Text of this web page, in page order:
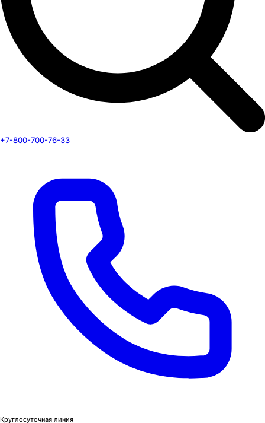
+7-800-700-76-33
Круглосуточная линия